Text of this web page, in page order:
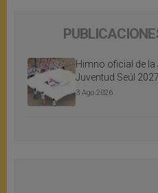
Himno oficial de la
Juventud Seúl 2027
3 Ago 2026